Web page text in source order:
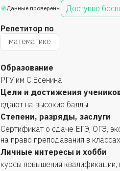
Данные проверены Доступно
Репетитор по
математике
Образование
РГУ им С.Есенина
Цели и достижения
сдают на высокие баллы
Степени, разряды, заслуги
Сертификат о сдаче ЕГЭ, ОГЭ,
на право преподавания в
Личные интересы и хобби
курсы повышения квалификации,